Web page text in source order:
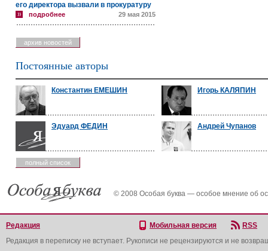
его директора вызвали в прокуратуру
подробнее 29 мая 2015
архив новостей
Постоянные авторы
Константин ЕМЕШИН Игорь КАЛЯПИН
Эдуард ФЕДИН Андрей Чупанов
полный список
© 2008 Особая буква — особое мнение об
Редакция Мобильная версия
RSS
Редакция в переписку не вступает. Рукописи не рецензируются и не